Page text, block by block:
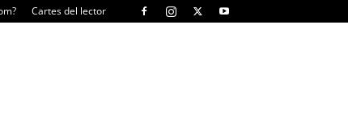
Cartes del lector